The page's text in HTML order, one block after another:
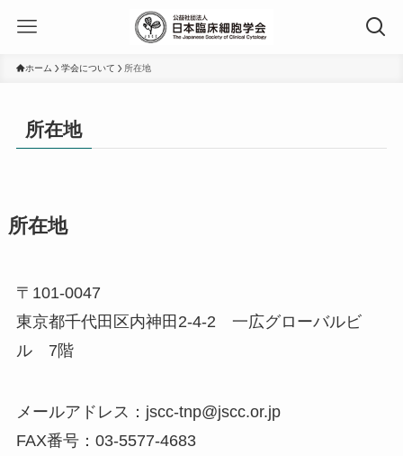
ホーム 学会について 所在地
所在地
所在地
〒101-0047
東京都千代田区内神田2-4-2 一広グローバルビ
ル 7階
メールアドレス：jscc-tnp@jscc.or.jp
FAX番号：03-5577-4683